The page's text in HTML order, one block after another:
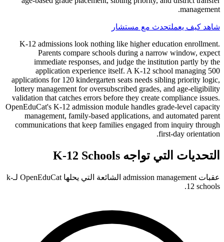
management.
شاهد كيف يعملتحدث مع مستشار
K-12 admissions look nothing like higher education enrollment.
Parents compare schools during a narrow window, expect
immediate responses, and judge the institution partly by the
application experience itself. A K-12 school managing 500
applications for 120 kindergarten seats needs sibling priority logic,
lottery management for oversubscribed grades, and age-eligibility
validation that catches errors before they create compliance issues.
OpenEduCat's K-12 admission module handles grade-level capacity
management, family-based applications, and automated parent
communications that keep families engaged from inquiry through
first-day orientation.
التحديات التي تواجه K-12 Schools
عقبات admission management الشائعة التي يحلها OpenEduCat لـk-
12 schools.